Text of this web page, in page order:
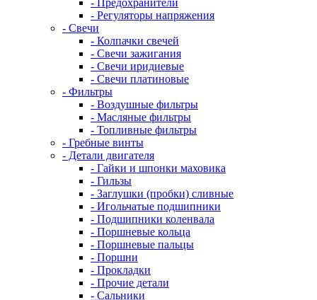
- Регуляторы напряжения
- Свечи
- Колпачки свечей
- Свечи зажигания
- Свечи иридиевые
- Свечи платиновые
- Фильтры
- Воздушные фильтры
- Масляные фильтры
- Топливные фильтры
- Гребные винты
- Детали двигателя
- Гайки и шпонки маховика
- Гильзы
- Заглушки (пробки) сливные
- Игольчатые подшипники
- Подшипники коленвала
- Поршневые кольца
- Поршневые пальцы
- Поршни
- Прокладки
- Прочие детали
- Сальники